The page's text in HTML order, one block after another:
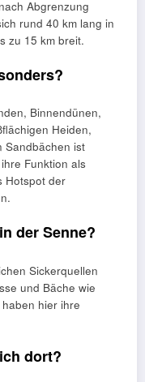
Abgrenzung
rund 40 km lang in
zu 15 km breit.
Binnendünen,
Heiden,
Sandbächen ist
Funktion als
Hotspot der
der Senne?
Sickerquellen
und Bäche wie
hier ihre
dort?